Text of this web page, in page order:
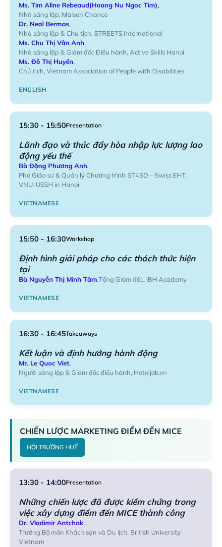
Ms. Tim Aline Rebeaud(Hoang Nu Ngoc Tim),
Nhà sáng lập, Maison Chance
Dr. Neal Bermas,
Nhà sáng lập & Chủ tịch, STREETS International
Ms. Chu Thị Vân Anh,
Nhà sáng lập & Giám đốc Điều hành, Active Skills Hanoi
Ms. Đỗ Thị Huyền,
Chủ tịch, Vietnam Association of People with Disabilities
ENGLISH
15:30 - 15:50Presentation
Lãnh đạo và thúc đẩy hòa nhập lực lượng lao
động yếu thế
Bà Đặng Phương Anh,
Phó Giáo sư & Quản lý Chương trình ST4SD – Swiss EHT,
VNU-USSH in Hanoi
VIETNAMESE
15:50 - 16:30Workshop
Định hình giải pháp cho các thách thức hiện
tại
Bà Nguyễn Thị Minh Tâm,Tổng Giám đốc, IBH Academy
VIETNAMESE
16:30 - 16:45Takeaways
Kết luận và định hướng hành động
Mr. Le Quoc Viet,
Người sáng lập & Giám đốc điều hành, Hoteljob.vn
VIETNAMESE
CHIẾN LƯỢC MARKETING ĐIỂM ĐẾN MICE
HỘI TRƯỜNG HUẾ
13:30 - 14:00Presentation
Những chiến lược đã được kiểm chứng trong
việc xây dựng điểm đến MICE thành công
Dr. Vladimir Antchak,
Trưởng Bộ môn Khách sạn và Du lịch, British University
Vietnam